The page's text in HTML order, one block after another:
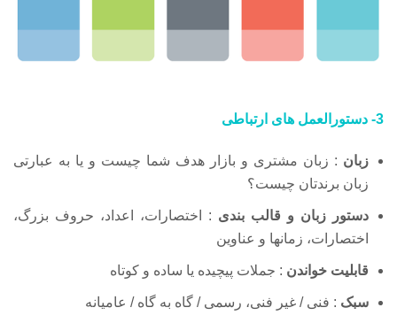
3- دستورالعمل های ارتباطی
زبان : زبان مشتری و بازار هدف شما چیست و یا به عبارتی
زبان برندتان چیست؟
دستور زبان و قالب بندی : اختصارات، اعداد، حروف بزرگ،
اختصارات، زمانها و عناوین
قابلیت خواندن : جملات پیچیده یا ساده و کوتاه
سبک : فنی / غیر فنی، رسمی / گاه به گاه / عامیانه